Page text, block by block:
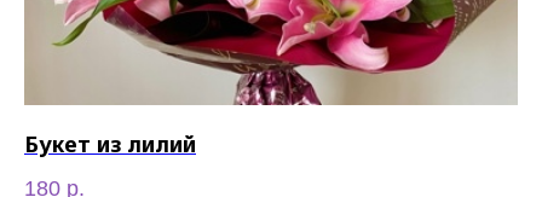
Букет из лилий
180 р.